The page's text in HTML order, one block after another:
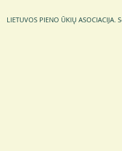
PIENO ŪKIŲ ASOCIACIJA.